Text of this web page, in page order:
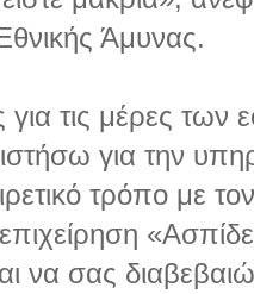
Άμυνας.
τις μέρες των
για την
τρόπο με
να σας